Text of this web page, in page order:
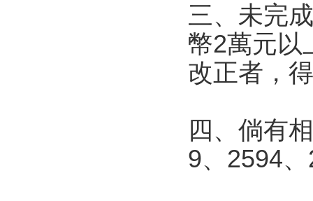
三、未完
幣2萬元以
改正者，
四、倘有
9、2594